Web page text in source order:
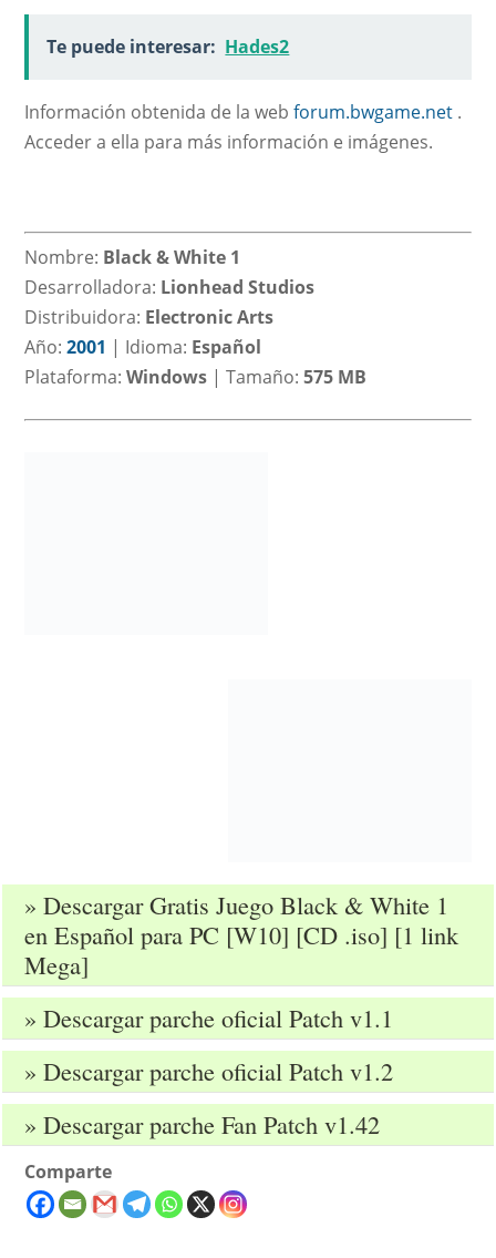
Te puede interesar: Hades2
Información obtenida de la webforum.bwgame.net .
Acceder a ella para más información e imágenes.
Nombre: Black & White 1
Desarrolladora: Lionhead Studios
Distribuidora: Electronic Arts
Año:2001 | Idioma: Español
Plataforma:Windows |Tamaño:575 MB
» Descargar Gratis Juego Black & White 1
en Español para PC [W10] [CD .iso] [1 link
Mega]
» Descargar parche oficial Patch v1.1
» Descargar parche oficial Patch v1.2
» Descargar parche Fan Patch v1.42
Comparte